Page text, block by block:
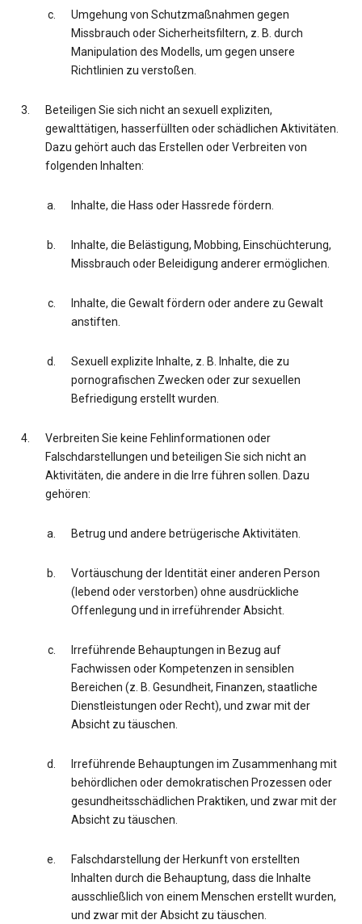
Umgehung von Schutzmaßnahmen gegen
Missbrauch oder Sicherheitsfiltern, z. B. durch
Manipulation des Modells, um gegen unsere
Richtlinien zu verstoßen.
Beteiligen Sie sich nicht an sexuell expliziten,
gewalttätigen, hasserfüllten oder schädlichen Aktivitäten.
Dazu gehört auch das Erstellen oder Verbreiten von
folgenden Inhalten:
Inhalte, die Hass oder Hassrede fördern.
Inhalte, die Belästigung, Mobbing, Einschüchterung,
Missbrauch oder Beleidigung anderer ermöglichen.
Inhalte, die Gewalt fördern oder andere zu Gewalt
anstiften.
Sexuell explizite Inhalte, z. B. Inhalte, die zu
pornografischen Zwecken oder zur sexuellen
Befriedigung erstellt wurden.
Verbreiten Sie keine Fehlinformationen oder
Falschdarstellungen und beteiligen Sie sich nicht an
Aktivitäten, die andere in die Irre führen sollen. Dazu
gehören:
Betrug und andere betrügerische Aktivitäten.
Vortäuschung der Identität einer anderen Person
(lebend oder verstorben) ohne ausdrückliche
Offenlegung und in irreführender Absicht.
Irreführende Behauptungen in Bezug auf
Fachwissen oder Kompetenzen in sensiblen
Bereichen (z. B. Gesundheit, Finanzen, staatliche
Dienstleistungen oder Recht), und zwar mit der
Absicht zu täuschen.
Irreführende Behauptungen im Zusammenhang mit
behördlichen oder demokratischen Prozessen oder
gesundheitsschädlichen Praktiken, und zwar mit der
Absicht zu täuschen.
Falschdarstellung der Herkunft von erstellten
Inhalten durch die Behauptung, dass die Inhalte
ausschließlich von einem Menschen erstellt wurden,
und zwar mit der Absicht zu täuschen.